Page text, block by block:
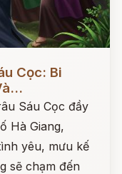
Cọc: Bi
Sáu Cọc đầy
Hà Giang,
yêu, mưu kế
sẽ chạm đến